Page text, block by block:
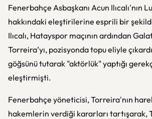
Fenerbahçe Asbaşkanı Acun Ilıcalı'nın
hakkındaki eleştirilerine esprili bir
Ilıcalı, Hatayspor maçının ardından
Torreira’yı, pozisyonda topu eliyle
göğsünü tutarak "aktörlük" yaptığı
eleştirmişti.
Fenerbahçe yöneticisi, Torreira'nın
hakemlerin verdiği kararları tartışarak,